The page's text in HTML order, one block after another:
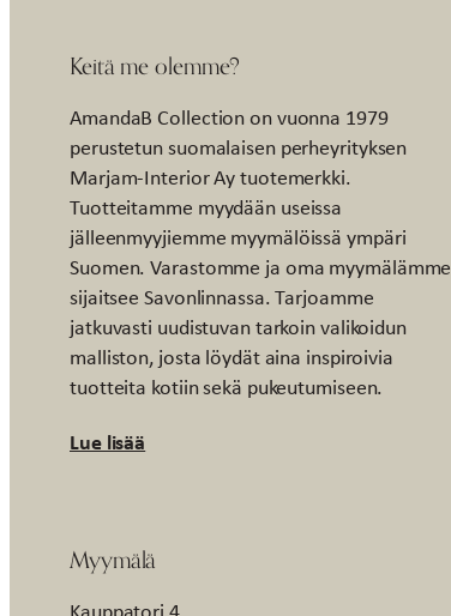
Keitä me olemme?
AmandaB Collection on vuonna 1979
perustetun suomalaisen perheyrityksen
Marjam-Interior Ay tuotemerkki.
Tuotteitamme myydään useissa
jälleenmyyjiemme myymälöissä ympäri
Suomen. Varastomme ja oma myymälämme
sijaitsee Savonlinnassa. Tarjoamme
jatkuvasti uudistuvan tarkoin valikoidun
malliston, josta löydät aina inspiroivia
tuotteita kotiin sekä pukeutumiseen.
Lue lisää
Myymälä